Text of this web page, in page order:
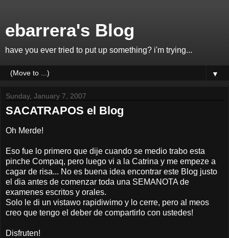
ebarrera's Blog
have you ever tried to put up something? i'm trying...
▼
Sunday, January 7, 2007
SACATRAPOS el Blog
Oh Merde!
Eso fue lo primero que dije cuando se medio trabo esta
pinche Compaq, pero luego vi a la Catrina y me empeze a
cagar de risa... No es buena idea encontrar este Blog justo
el dia antes de comenzar toda una SEMANOTA de
examenes escritos y orales.
Solo le di un vistawo rapidiwimo y lo cerre, pero al meos
creo que tengo el deber de compartirlo con ustedes!
Disfruten!